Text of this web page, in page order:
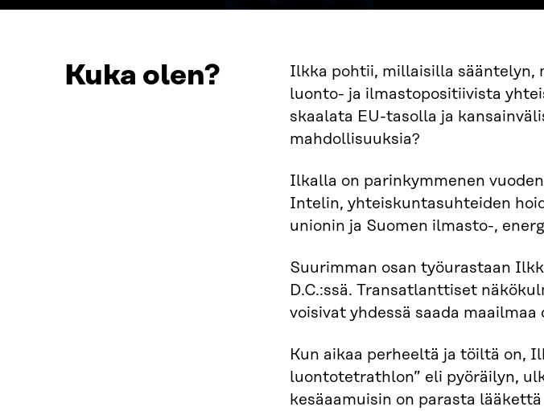
Kuka olen?
Ilkka pohtii, millaisilla sääntelyn,
luonto- ja ilmastopositiivista
skaalata EU-tasolla ja
mahdollisuuksia?
Ilkalla on parinkymmenen
Intelin, yhteiskuntasuhteiden
unionin ja Suomen ilmasto-,
Suurimman osan työurastaan
D.C.:ssä. Transatlanttiset
voisivat yhdessä saada
Kun aikaa perheeltä ja töiltä on,
luontotetrathlon” eli pyöräilyn,
kesäaamuisin on parasta